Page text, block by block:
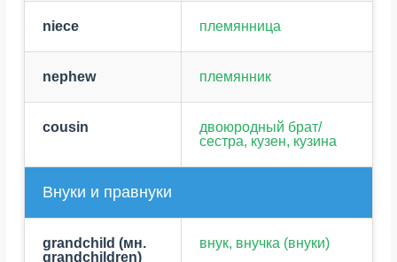
niece племянница
nephew племянник
cousin
двоюродный брат/
сестра, кузен, кузина
Внуки и правнуки
grandchild (мн.
grandchildren)
внук, внучка (внуки)